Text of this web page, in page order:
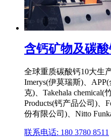
含钙矿物及碳
全球重质碳酸钙10大生
Imerys(伊莫瑞斯)、
克)、Takehala
Products(钙产品公司)、
份有限公司)、Nitto
联系电话: 180 3780 8511